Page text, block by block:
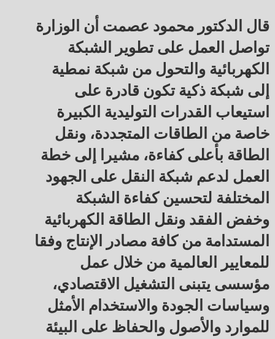
قال الدكتور محمود عصمت أن الوزارة
تواصل العمل على تطوير الشبكة
الكهربائية والتحول من شبكة نمطية
إلى شبكة ذكية تكون قادرة على
استيعاب القدرات التوليدية الكبيرة
خاصة من الطاقات المتجددة، ونقل
الطاقة بأعلى كفاءة، مشيرا إلى خطة
العمل لدعم شبكة النقل على الجهود
المختلفة لتحسين كفاءة الشبكة
وخفض الفقد ونقل الطاقة الكهربائية
المستدامة من كافة مصادر الإنتاج وفقا
للمعايير العالمية من خلال عمل
مؤسسى يتبنى التشغيل الاقتصادي،
وسياسات الجودة والاستخدام الأمثل
للموارد والأصول والحفاظ على البيئة